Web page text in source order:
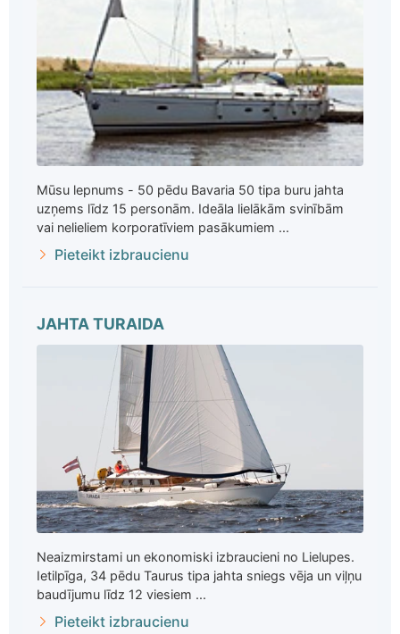
Mūsu lepnums - 50 pēdu Bavaria 50 tipa buru jahta
uzņems līdz 15 personām. Ideāla lielākām svinībām
vai nelieliem korporatīviem pasākumiem ...
Pieteikt izbraucienu
JAHTA TURAIDA
Neaizmirstami un ekonomiski izbraucieni no Lielupes.
Ietilpīga, 34 pēdu Taurus tipa jahta sniegs vēja un viļņu
baudījumu līdz 12 viesiem ...
Pieteikt izbraucienu